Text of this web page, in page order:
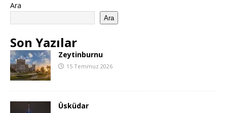
Ara
Ara
Son Yazılar
Zeytinburnu
15 Temmuz 2026
Üsküdar